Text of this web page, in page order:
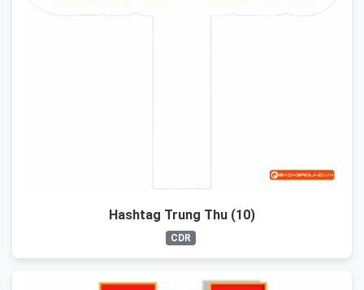
Hashtag Trung Thu (10)
CDR